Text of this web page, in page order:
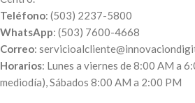
Teléfono: (503) 2237-5800
WhatsApp: (503) 7600-4668
Correo:
Horarios: Lunes a viernes de 8:00 AM a
mediodía), Sábados 8:00 AM a 2:00 PM